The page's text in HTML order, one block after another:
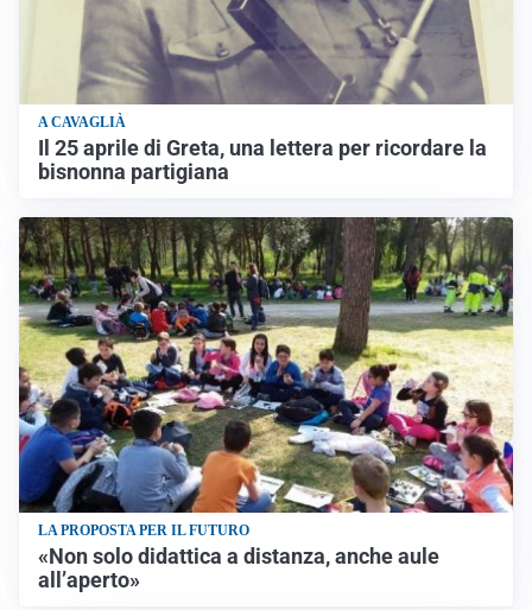
A CAVAGLIÀ
Il 25 aprile di Greta, una lettera per ricordare la
bisnonna partigiana
LA PROPOSTA PER IL FUTURO
«Non solo didattica a distanza, anche aule
all’aperto»